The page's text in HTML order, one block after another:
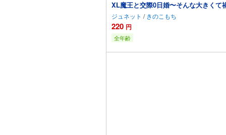
XL魔王と交際0日婚〜そんな大きくて
ジュネット / きのこもち
220 円
全年齢